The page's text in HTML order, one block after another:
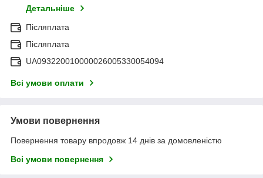
Детальніше
Післяплата
Післяплата
UA093220010000026005330054094
Всі умови оплати
Умови повернення
Повернення товару впродовж 14 днів за домовленістю
Всі умови повернення